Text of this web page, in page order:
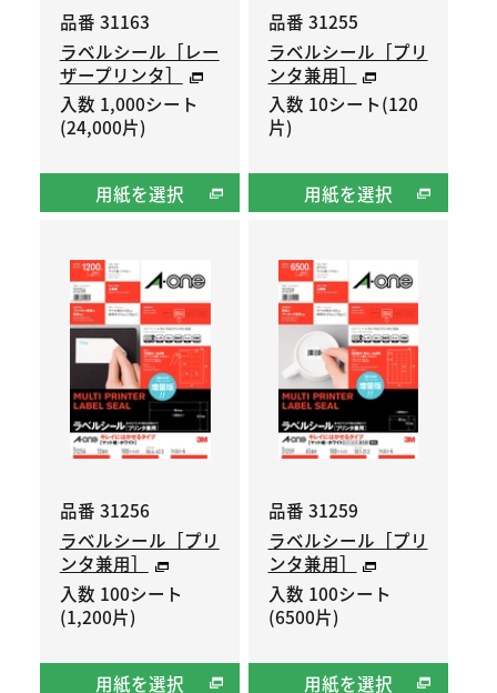
品番 31163
ラベルシール［レー
ザープリンタ］
入数 1,000シート
(24,000片)
用紙を選択
品番 31255
ラベルシール［プリ
ンタ兼用］
入数 10シート(120
片)
用紙を選択
品番 31256
ラベルシール［プリ
ンタ兼用］
入数 100シート
(1,200片)
用紙を選択
品番 31259
ラベルシール［プリ
ンタ兼用］
入数 100シート
(6500片)
用紙を選択